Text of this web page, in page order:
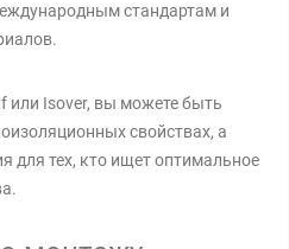
стандартам и
или Isover, вы можете быть
свойствах, а
для тех, кто ищет оптимальное